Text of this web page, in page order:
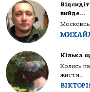
вийде…
Кілька
Колись
життя...